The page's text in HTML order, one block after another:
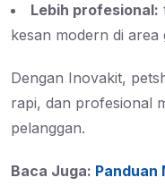
Lebih profesional:
kesan modern di area
Dengan Inovakit,
rapi, dan profesional
pelanggan.
Baca Juga: Panduan